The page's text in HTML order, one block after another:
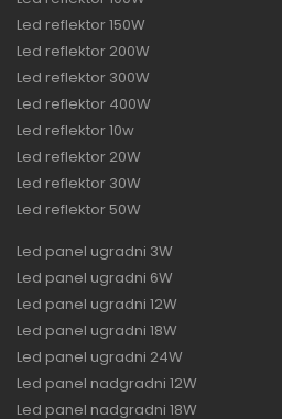
Led reflektor 150W
Led reflektor 200W
Led reflektor 300W
Led reflektor 400W
Led reflektor 10w
Led reflektor 20W
Led reflektor 30W
Led reflektor 50W
Led panel ugradni 3W
Led panel ugradni 6W
Led panel ugradni 12W
Led panel ugradni 18W
Led panel ugradni 24W
Led panel nadgradni 12W
Led panel nadgradni 18W